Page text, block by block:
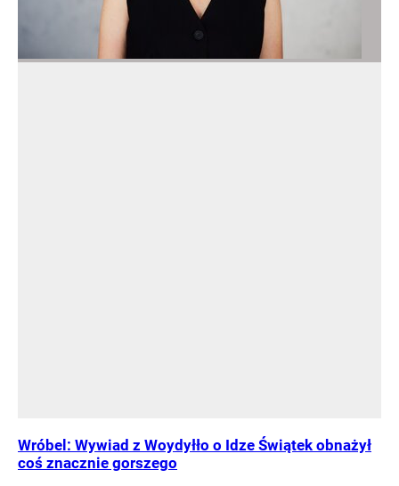
Wróbel: Wywiad z Woydyłło o Idze Świątek obnażył
coś znacznie gorszego